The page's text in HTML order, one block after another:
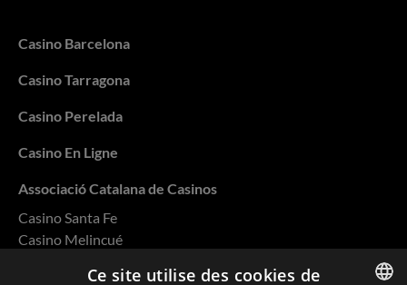
Casino Barcelona
Casino Tarragona
Casino Perelada
Casino En Ligne
Associació Catalana de Casinos
Casino Santa Fe
Casino Melincué
Ce site utilise des cookies de